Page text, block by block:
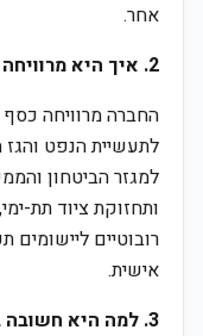
אחר.
2. איך היא מרוויחה כסף?
החברה מרוויחה
לתעשיית הנפט והגז
למגזר הביטחון
ותחזוקת ציוד תת-
רובוטיים ליישומים
אישית.
3. למה היא חשובה בשוק?